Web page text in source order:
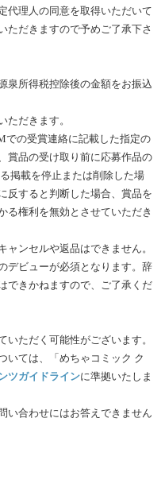
代理人の同意を取得いただいて
ただきますので予めご了承下さ
泉所得税控除後の金額をお振込
ただきます。
での受賞連絡に記載した指定の
賞品の受け取り前に応募作品の
掲載を停止または削除した場
反すると判断した場合、賞品を
る権利を無効とさせていただき
ャンセルや返品はできません。
デビューが必須となります。辞
できかねますので、ご了承くだ
いただく可能性がございます。
いては、「めちゃコミック ク
ツガイドラインに準拠いたしま
い合わせにはお答えできません